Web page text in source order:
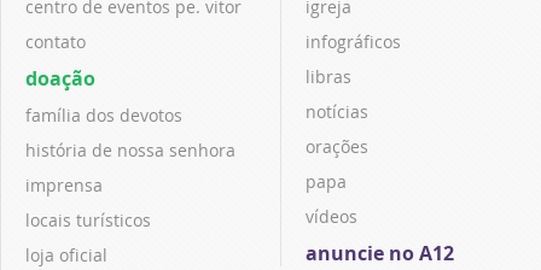
centro de eventos pe. vitor
contato
doação
família dos devotos
história de nossa senhora
imprensa
locais turísticos
loja oficial
igreja
infográficos
libras
notícias
orações
papa
vídeos
anuncie no A12